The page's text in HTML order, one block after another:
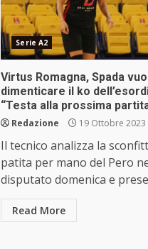
Serie A2
Virtus Romagna, Spada
dimenticare il ko
“Testa alla prossima
Redazione 19 Ottobre 2023
Il tecnico analizza la
patita per mano del Pero
disputato domenica e
Read More